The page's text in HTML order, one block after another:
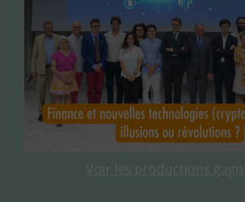
Voir les productions